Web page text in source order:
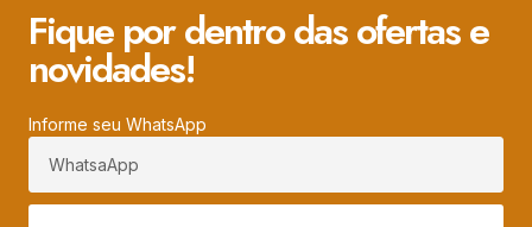
Fique por dentro das ofertas e
novidades!
Informe seu WhatsApp